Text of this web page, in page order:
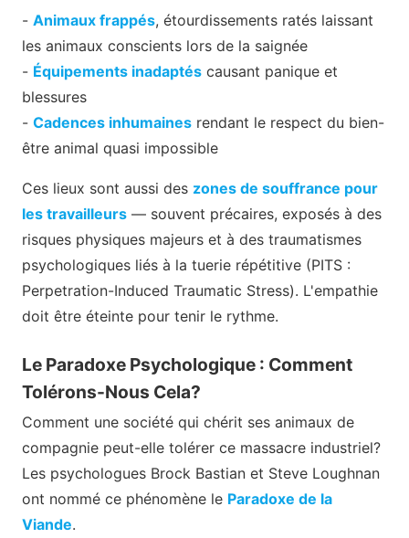
- Animaux frappés, étourdissements ratés laissant
les animaux conscients lors de la saignée
- Équipements inadaptés causant panique et
blessures
- Cadences inhumaines rendant le respect du bien-
être animal quasi impossible
Ces lieux sont aussi des zones de souffrance pour
les travailleurs — souvent précaires, exposés à des
risques physiques majeurs et à des traumatismes
psychologiques liés à la tuerie répétitive (PITS :
Perpetration-Induced Traumatic Stress). L'empathie
doit être éteinte pour tenir le rythme.
Le Paradoxe Psychologique : Comment
Tolérons-Nous Cela?
Comment une société qui chérit ses animaux de
compagnie peut-elle tolérer ce massacre industriel?
Les psychologues Brock Bastian et Steve Loughnan
ont nommé ce phénomène le Paradoxe de la
Viande.